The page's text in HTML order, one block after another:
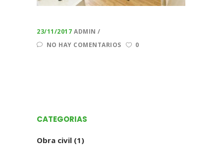
23/11/2017 ADMIN
NO HAY COMENTARIOS
0
CATEGORIAS
Obra civil (1)